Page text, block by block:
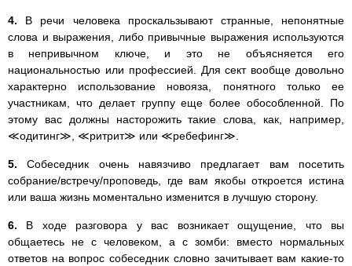
4. В речи человека проскальзывают странные, непонятные
слова и выражения, либо привычные выражения используются
в непривычном ключе, и это не объясняется его
национальностью или профессией. Для сект вообще довольно
характерно использование новояза, понятного только ее
участникам, что делает группу еще более обособленной. По
этому вас должны насторожить такие слова, как, например,
≪одитинг≫, ≪ритрит≫ или ≪ребефинг≫.
5.Собеседник очень навязчиво предлагает вам посетить
собрание/встречу/проповедь, где вам якобы откроется истина
или ваша жизнь моментально изменится в лучшую сторону.
6. В ходе разговора у вас возникает ощущение, что вы
общаетесь не с человеком, а с зомби: вместо нормальных
ответов на вопрос собеседник словно зачитывает вам какие-то